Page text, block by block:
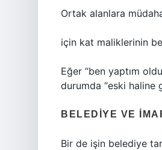
Ortak alanlara
için kat maliklerinin
Eğer “ben yaptım
durumda “eski haline
BELEDIYE VE
Bir de işin belediye